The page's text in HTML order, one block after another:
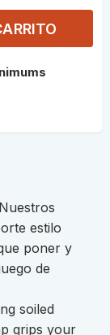
Nuestros
estilo
poner y
de
soiled
grips your